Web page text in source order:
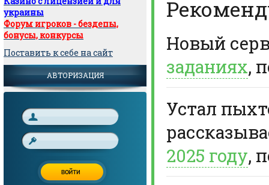
украины
Форум игроков - бездепы,
бонусы, конкурсы
Поставить к себе на сайт
АВТОРИЗАЦИЯ
Новый
заданиях,
Устал
2025 году,